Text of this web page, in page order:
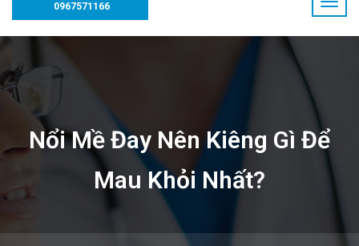
0967571166
Nổi Mề Đay Nên Kiêng Gì Để
Mau Khỏi Nhất?